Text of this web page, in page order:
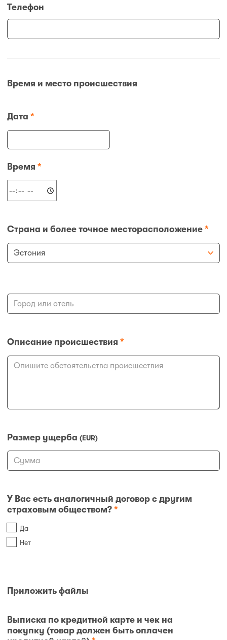
Телефон
Время и место происшествия
Дата *
Время *
Страна и более точное месторасположение *
Описание происшествия *
Размер ущерба (EUR)
У Вас есть аналогичный договор с другим
страховым обществом? *
Да
Нет
Приложить файлы
Выписка по кредитной карте и чек на
покупку (товар должен быть оплачен